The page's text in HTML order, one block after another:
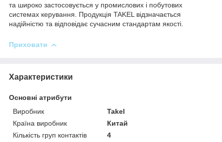
та широко застосовується у промислових і побутових
системах керування. Продукція TAKEL відзначається
надійністю та відповідає сучасним стандартам якості.
Приховати
Характеристики
Основні атрибути
Виробник
Takel
Країна виробник
Китай
Кількість груп контактів
4